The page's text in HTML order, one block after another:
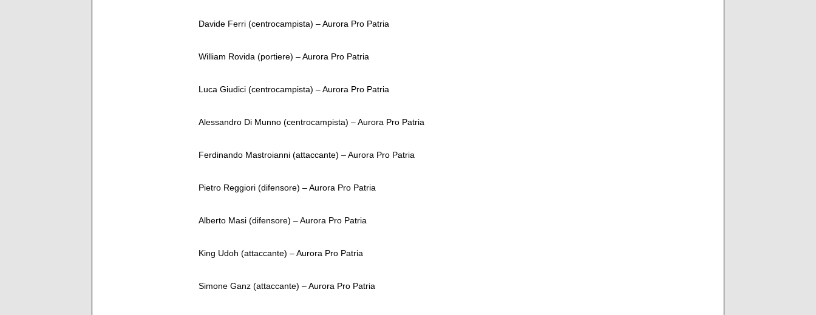
Davide Ferri (centrocampista) – Aurora Pro Patria
William Rovida (portiere) – Aurora Pro Patria
Luca Giudici (centrocampista) – Aurora Pro Patria
Alessandro Di Munno (centrocampista) – Aurora Pro Patria
Ferdinando Mastroianni (attaccante) – Aurora Pro Patria
Pietro Reggiori (difensore) – Aurora Pro Patria
Alberto Masi (difensore) – Aurora Pro Patria
King Udoh (attaccante) – Aurora Pro Patria
Simone Ganz (attaccante) – Aurora Pro Patria